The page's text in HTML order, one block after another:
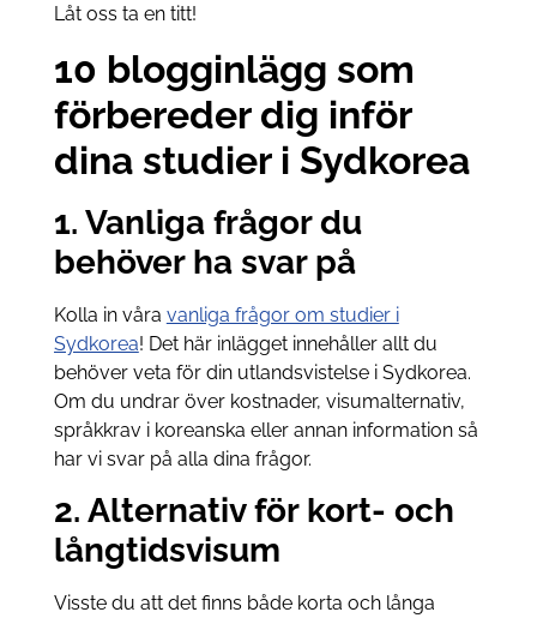
Låt oss ta en titt!
10 blogginlägg som
förbereder dig inför
dina studier i Sydkorea
1. Vanliga frågor du
behöver ha svar på
Kolla in våra vanliga frågor om studier i
Sydkorea! Det här inlägget innehåller allt du
behöver veta för din utlandsvistelse i Sydkorea.
Om du undrar över kostnader, visumalternativ,
språkkrav i koreanska eller annan information så
har vi svar på alla dina frågor.
2. Alternativ för kort- och
långtidsvisum
Visste du att det finns både korta och långa